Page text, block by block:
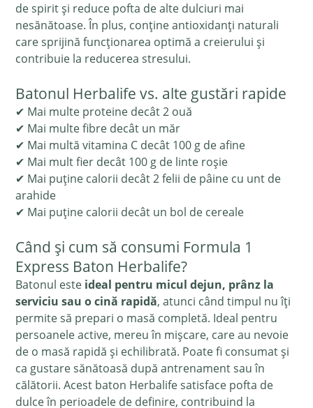
de spirit și reduce pofta de alte dulciuri mai
nesănătoase. În plus, conține antioxidanți naturali
care sprijină funcționarea optimă a creierului și
contribuie la reducerea stresului.
Batonul Herbalife vs. alte gustări rapide
✔ Mai multe proteine decât 2 ouă
✔ Mai multe fibre decât un măr
✔ Mai multă vitamina C decât 100 g de afine
✔ Mai mult fier decât 100 g de linte roșie
✔ Mai puține calorii decât 2 felii de pâine cu unt de
arahide
✔ Mai puține calorii decât un bol de cereale
Când și cum să consumi Formula 1
Express Baton Herbalife?
Batonul este ideal pentru micul dejun, prânz la
serviciu sau o cină rapidă, atunci când timpul nu îți
permite să prepari o masă completă. Ideal pentru
persoanele active, mereu în mișcare, care au nevoie
de o masă rapidă și echilibrată. Poate fi consumat și
ca gustare sănătoasă după antrenament sau în
călătorii. Acest baton Herbalife satisface pofta de
dulce în perioadele de definire, contribuind la